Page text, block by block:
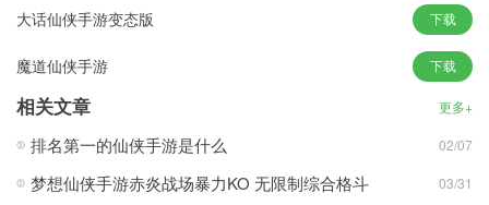
2、绝技攻击(消耗所有怒气)。当前怒气值>=100时，使用绝技攻
角色的怒气在战斗时会发生变化：
1、成功使用普通攻击命中防守方时，攻击方的怒气+25;
二、 职业特征
1、刀皇：生猛强悍，超高血防超高格挡，刀气纵横无懈可击!
大话仙侠手游变态版 下载
魔道仙侠手游 下载
相关文章 更多+
排名第一的仙侠手游是什么 02/07
梦想仙侠手游赤炎战场暴力KO 无限制综合格斗 03/31